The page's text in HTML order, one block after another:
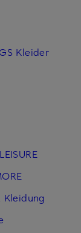
Kleider
Kleidung